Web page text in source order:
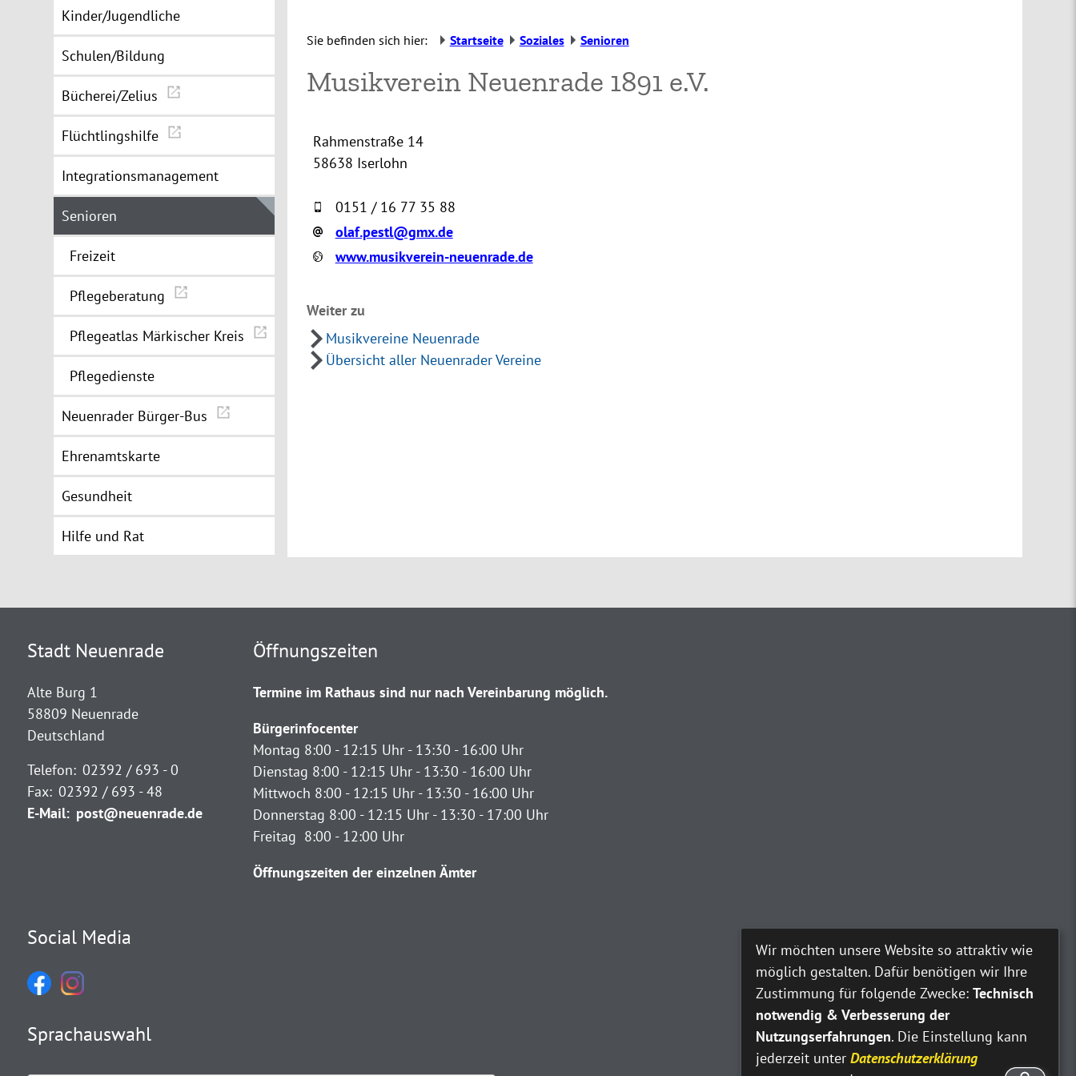
Kinder/Jugendliche
Schulen/Bildung
Bücherei/Zelius
Flüchtlingshilfe
Integrationsmanagement
Senioren
Freizeit
Pflegeberatung
Pflegeatlas Märkischer Kreis
Pflegedienste
Neuenrader Bürger-Bus
Ehrenamtskarte
Gesundheit
Hilfe und Rat
Sie befinden sich hier: Startseite Soziales Senioren
Musikverein Neuenrade 1891 e.V.
Rahmenstraße 14
58638 Iserlohn
0151 / 16 77 35 88
olaf.pestl@gmx.de
www.musikverein-neuenrade.de
Weiter zu
Musikvereine Neuenrade
Übersicht aller Neuenrader Vereine
Stadt Neuenrade
Alte Burg 1
58809 Neuenrade
Deutschland
Telefon: 02392 / 693 - 0
Fax: 02392 / 693 - 48
E-Mail: post@neuenrade.de
Öffnungszeiten
Termine im Rathaus sind nur nach Vereinbarung möglich.
Bürgerinfocenter
Montag 8:00 - 12:15 Uhr - 13:30 - 16:00 Uhr
Dienstag 8:00 - 12:15 Uhr - 13:30 - 16:00 Uhr
Mittwoch 8:00 - 12:15 Uhr - 13:30 - 16:00 Uhr
Donnerstag 8:00 - 12:15 Uhr - 13:30 - 17:00 Uhr
Freitag 8:00 - 12:00 Uhr
Öffnungszeiten der einzelnen Ämter
Social Media
Sprachauswahl
Wir möchten unsere Website so attraktiv wie
möglich gestalten. Dafür benötigen wir Ihre
Zustimmung für folgende Zwecke: Technisch
notwendig & Verbesserung der
Nutzungserfahrungen. Die Einstellung kann
jederzeit unter Datenschutzerklärung